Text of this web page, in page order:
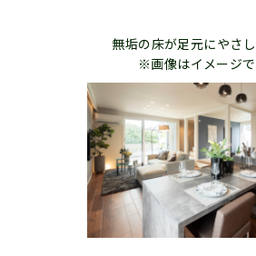
無垢の床が足元にやさ
※画像はイメージ